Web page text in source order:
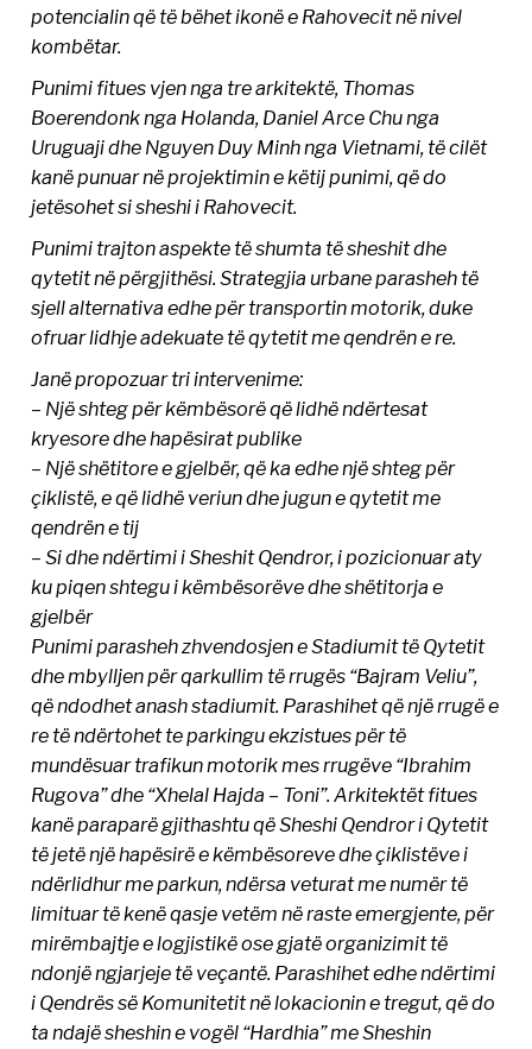
potencialin që të bëhet ikonë e Rahovecit në nivel
kombëtar.
Punimi fitues vjen nga tre arkitektë, Thomas
Boerendonk nga Holanda, Daniel Arce Chu nga
Uruguaji dhe Nguyen Duy Minh nga Vietnami, të cilët
kanë punuar në projektimin e këtij punimi, që do
jetësohet si sheshi i Rahovecit.
Punimi trajton aspekte të shumta të sheshit dhe
qytetit në përgjithësi. Strategjia urbane parasheh të
sjell alternativa edhe për transportin motorik, duke
ofruar lidhje adekuate të qytetit me qendrën e re.
Janë propozuar tri intervenime:
– Një shteg për këmbësorë që lidhë ndërtesat
kryesore dhe hapësirat publike
– Një shëtitore e gjelbër, që ka edhe një shteg për
çiklistë, e që lidhë veriun dhe jugun e qytetit me
qendrën e tij
– Si dhe ndërtimi i Sheshit Qendror, i pozicionuar aty
ku piqen shtegu i këmbësorëve dhe shëtitorja e
gjelbër
Punimi parasheh zhvendosjen e Stadiumit të Qytetit
dhe mbylljen për qarkullim të rrugës “Bajram Veliu”,
që ndodhet anash stadiumit. Parashihet që një rrugë e
re të ndërtohet te parkingu ekzistues për të
mundësuar trafikun motorik mes rrugëve “Ibrahim
Rugova” dhe “Xhelal Hajda – Toni”. Arkitektët fitues
kanë paraparë gjithashtu që Sheshi Qendror i Qytetit
të jetë një hapësirë e këmbësoreve dhe çiklistëve i
ndërlidhur me parkun, ndërsa veturat me numër të
limituar të kenë qasje vetëm në raste emergjente, për
mirëmbajtje e logjistikë ose gjatë organizimit të
ndonjë ngjarjeje të veçantë. Parashihet edhe ndërtimi
i Qendrës së Komunitetit në lokacionin e tregut, që do
ta ndajë sheshin e vogël “Hardhia” me Sheshin